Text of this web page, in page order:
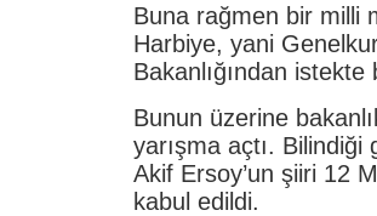
Buna rağmen bir milli
Harbiye, yani
Bakanlığından istekte
Bunun üzerine
yarışma açtı.
Akif Ersoy’un şiiri 12
kabul edildi.